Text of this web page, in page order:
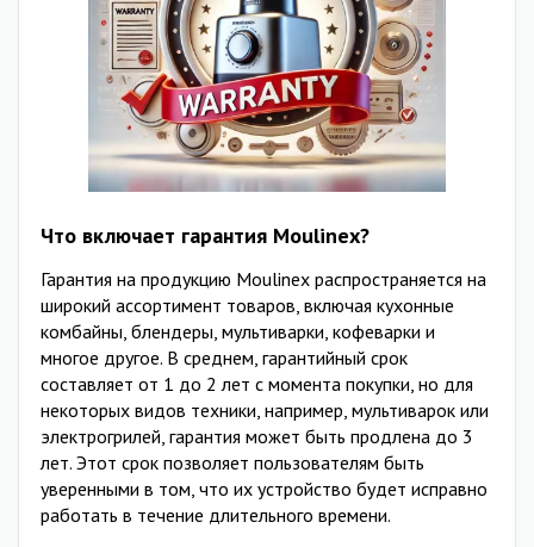
Что включает гарантия Moulinex?
Гарантия на продукцию Moulinex распространяется на
широкий ассортимент товаров, включая кухонные
комбайны, блендеры, мультиварки, кофеварки и
многое другое. В среднем, гарантийный срок
составляет от 1 до 2 лет с момента покупки, но для
некоторых видов техники, например, мультиварок или
электрогрилей, гарантия может быть продлена до 3
лет. Этот срок позволяет пользователям быть
уверенными в том, что их устройство будет исправно
работать в течение длительного времени.